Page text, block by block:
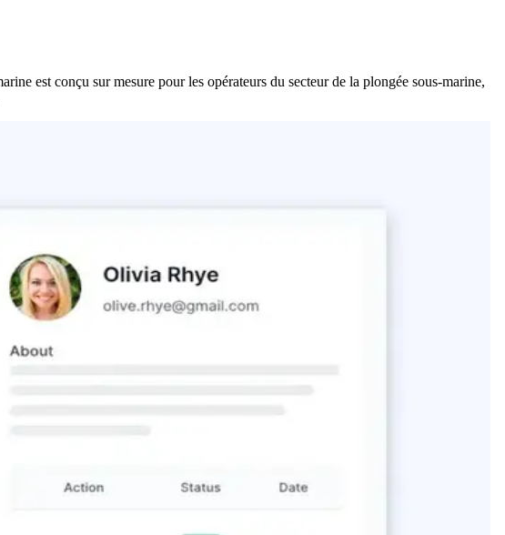
est conçu sur mesure pour les opérateurs du secteur de la plongée sous-marine,